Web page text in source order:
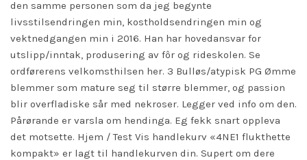
den samme personen som da jeg begynte
livsstilsendringen min, kostholdsendringen min og
vektnedgangen min i 2016. Han har hovedansvar for
utslipp/inntak, produsering av fôr og rideskolen. Se
ordførerens velkomsthilsen her. 3 Bulløs/atypisk PG Ømme
blemmer som mature seg til større blemmer, og passion
blir overfladiske sår med nekroser. Legger ved info om den.
Pårørande er varsla om hendinga. Eg fekk snart oppleva
det motsette. Hjem / Test Vis handlekurv «4NE1 flukthette
kompakt» er lagt til handlekurven din. Supert om dere